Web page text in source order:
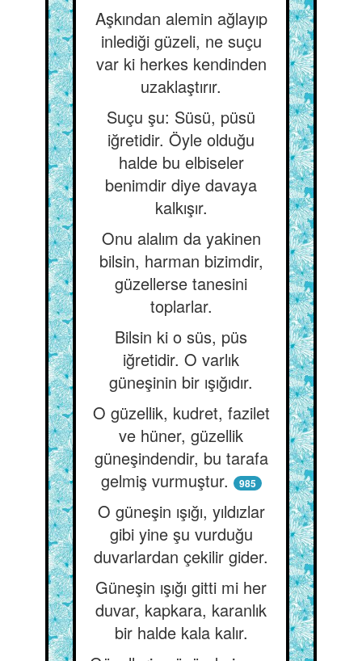
Aşkından alemin ağlayıp
inlediği güzeli, ne suçu
var ki herkes kendinden
uzaklaştırır.
Suçu şu: Süsü, püsü
iğretidir. Öyle olduğu
halde bu elbiseler
benimdir diye davaya
kalkışır.
Onu alalım da yakinen
bilsin, harman bizimdir,
güzellerse tanesini
toplarlar.
Bilsin ki o süs, püs
iğretidir. O varlık
güneşinin bir ışığıdır.
O güzellik, kudret, fazilet
ve hüner, güzellik
güneşindendir, bu tarafa
gelmiş vurmuştur.
985
O güneşin ışığı, yıldızlar
gibi yine şu vurduğu
duvarlardan çekilir gider.
Güneşin ışığı gitti mi her
duvar, kapkara, karanlık
bir halde kala kalır.